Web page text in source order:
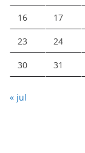
16 17
23 24
30 31
« jul